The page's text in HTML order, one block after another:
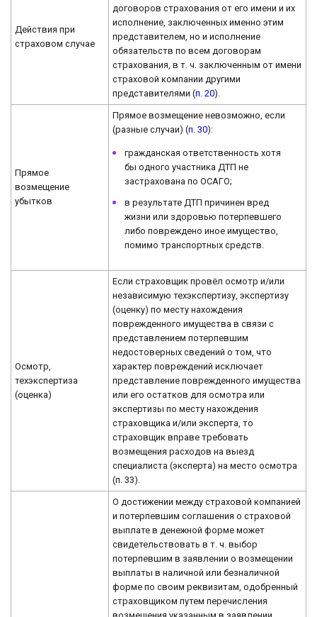
Действия при
страховом случае
договоров страхования от его имени и их
исполнение, заключенных именно этим
представителем, но и исполнение
обязательств по всем договорам
страхования, в т. ч. заключенным от имени
страховой компании другими
представителями (п. 20).
Прямое
возмещение
убытков
Прямое возмещение невозможно, если
(разные случаи) (п. 30):
гражданская ответственность хотя
бы одного участника ДТП не
застрахована по ОСАГО;
в результате ДТП причинен вред
жизни или здоровью потерпевшего
либо повреждено иное имущество,
помимо транспортных средств.
Осмотр,
техэкспертиза
(оценка)
Если страховщик провёл осмотр и/или
независимую техэкспертизу, экспертизу
(оценку) по месту нахождения
поврежденного имущества в связи с
представлением потерпевшим
недостоверных сведений о том, что
характер повреждений исключает
представление поврежденного имущества
или его остатков для осмотра или
экспертизы по месту нахождения
страховщика и/или эксперта, то
страховщик вправе требовать
возмещения расходов на выезд
специалиста (эксперта) на место осмотра
(п. 33).
О достижении между страховой компанией
и потерпевшим соглашения о страховой
выплате в денежной форме может
свидетельствовать в т. ч. выбор
потерпевшим в заявлении о возмещении
выплаты в наличной или безналичной
форме по своим реквизитам, одобренный
страховщиком путем перечисления